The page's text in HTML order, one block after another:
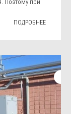
Поэтому при
ПОДРОБНЕЕ